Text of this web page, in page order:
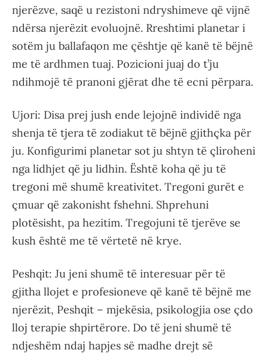
njerëzve, saqë u rezistoni ndryshimeve që vijnë
ndërsa njerëzit evoluojnë. Rreshtimi planetar i
sotëm ju ballafaqon me çështje që kanë të bëjnë
me të ardhmen tuaj. Pozicioni juaj do t’ju
ndihmojë të pranoni gjërat dhe të ecni përpara.
Ujori: Disa prej jush ende lejojnë individë nga
shenja të tjera të zodiakut të bëjnë gjithçka për
ju. Konfigurimi planetar sot ju shtyn të çliroheni
nga lidhjet që ju lidhin. Është koha që ju të
tregoni më shumë kreativitet. Tregoni gurët e
çmuar që zakonisht fshehni. Shprehuni
plotësisht, pa hezitim. Tregojuni të tjerëve se
kush është me të vërtetë në krye.
Peshqit: Ju jeni shumë të interesuar për të
gjitha llojet e profesioneve që kanë të bëjnë me
njerëzit, Peshqit – mjekësia, psikologjia ose çdo
lloj terapie shpirtërore. Do të jeni shumë të
ndjeshëm ndaj hapjes së madhe drejt së